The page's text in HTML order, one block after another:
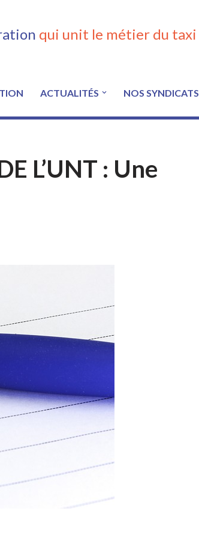
qui unit le métier du taxi
ACTUALITÉS NOS SYNDICATS
L’UNT : Une